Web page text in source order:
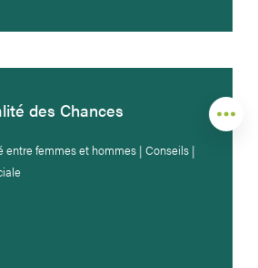
des Chances
entre femmes et hommes | Conseils |